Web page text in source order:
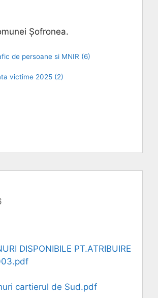
Șofronea.
de persoane si MNIR (6)
victime 2025 (2)
DISPONIBILE PT.ATRIBUIRE
cartierul de Sud.pdf